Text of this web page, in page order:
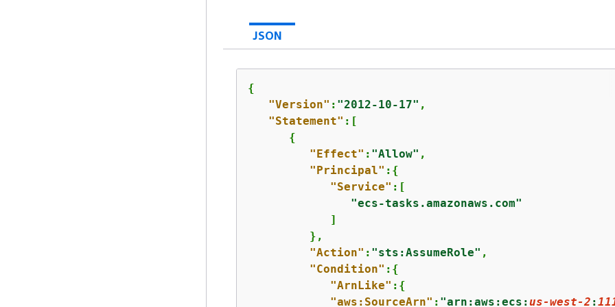
JSON
{
"Version" : "2012-10-17" ,
"Statement" :[
{
"Effect" : "Allow" ,
"Principal" : {
"Service" :[
"ecs-tasks.amazonaws.com"
            ]
         },
"Action" : "sts:AssumeRole" ,
"Condition" : {
"ArnLike" : {
"aws:SourceArn" : "arn:aws:ecs:us-west-2 :